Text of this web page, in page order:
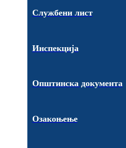
Службени лист
Инспекција
Општинска документа
Озакоњење